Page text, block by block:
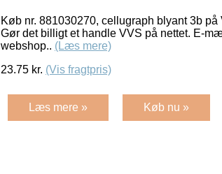
Køb nr. 881030270, cellugraph blyant 3b på
Gør det billigt et handle VVS på nettet. E-
webshop.. (Læs mere)
23.75 kr. (Vis fragtpris)
Læs mere » Køb nu »